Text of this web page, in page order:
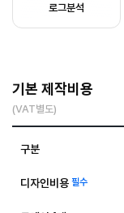
로그분석
기본 제작비용
(VAT별도)
구분
디자인비용 필수